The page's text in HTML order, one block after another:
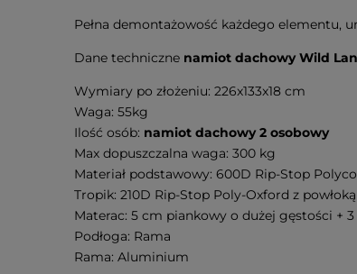
Pełna demontażowość każdego elementu,
Dane techniczne namiot dachowy Wild
Wymiary po złożeniu: 226x133x18 cm
Waga: 55kg
Ilość osób: namiot dachowy 2 osobowy
Max dopuszczalna waga: 300 kg
Materiał podstawowy: 600D Rip-Stop
Tropik: 210D Rip-Stop Poly-Oxford z
Materac: 5 cm piankowy o dużej gęstości + 3
Podłoga: Rama
Rama: Aluminium